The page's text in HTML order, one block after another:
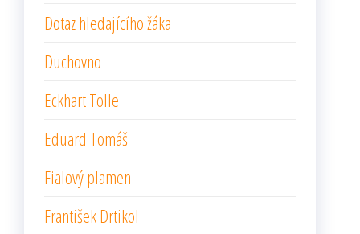
Dotaz hledajícího žáka
Duchovno
Eckhart Tolle
Eduard Tomáš
Fialový plamen
František Drtikol